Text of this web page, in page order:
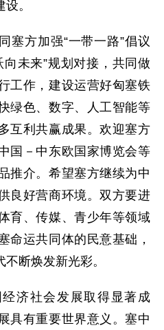
。
塞方加强“一带一路”倡议
未来”规划对接，共同做
工作，建设运营好匈塞铁
绿色、数字、人工智能等
互利共赢成果。欢迎塞方
国－中东欧国家博览会等
推介。希望塞方继续为中
良好营商环境。双方要进
育、传媒、青少年等领域
命运共同体的民意基础，
断焕发新光彩。
济社会发展取得显著成
具有重要世界意义。塞中